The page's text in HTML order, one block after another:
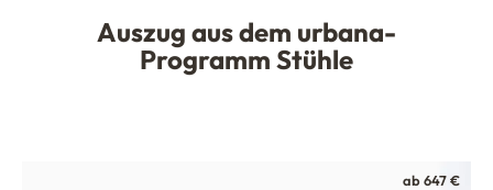
Auszug aus dem urbana-
Programm Stühle
ab 647 €